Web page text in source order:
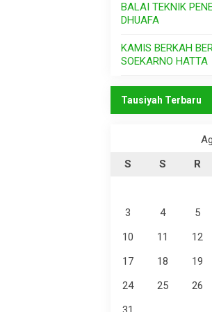
BALAI TEKNIK
DHUAFA
KAMIS BERKAH
SOEKARNO HATTA
Tausiyah Terbaru
S
S R
3
4 5
10
11 12
17
18 19
24
25 26